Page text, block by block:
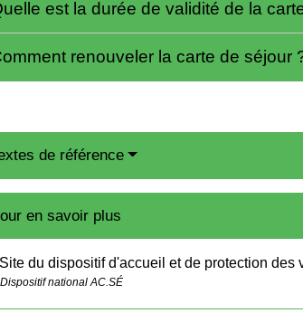
est la durée de validité de la
renouveler la carte de séjour
de référence
en savoir plus
Site du dispositif d'accueil et de protection des
Dispositif national AC.SÉ